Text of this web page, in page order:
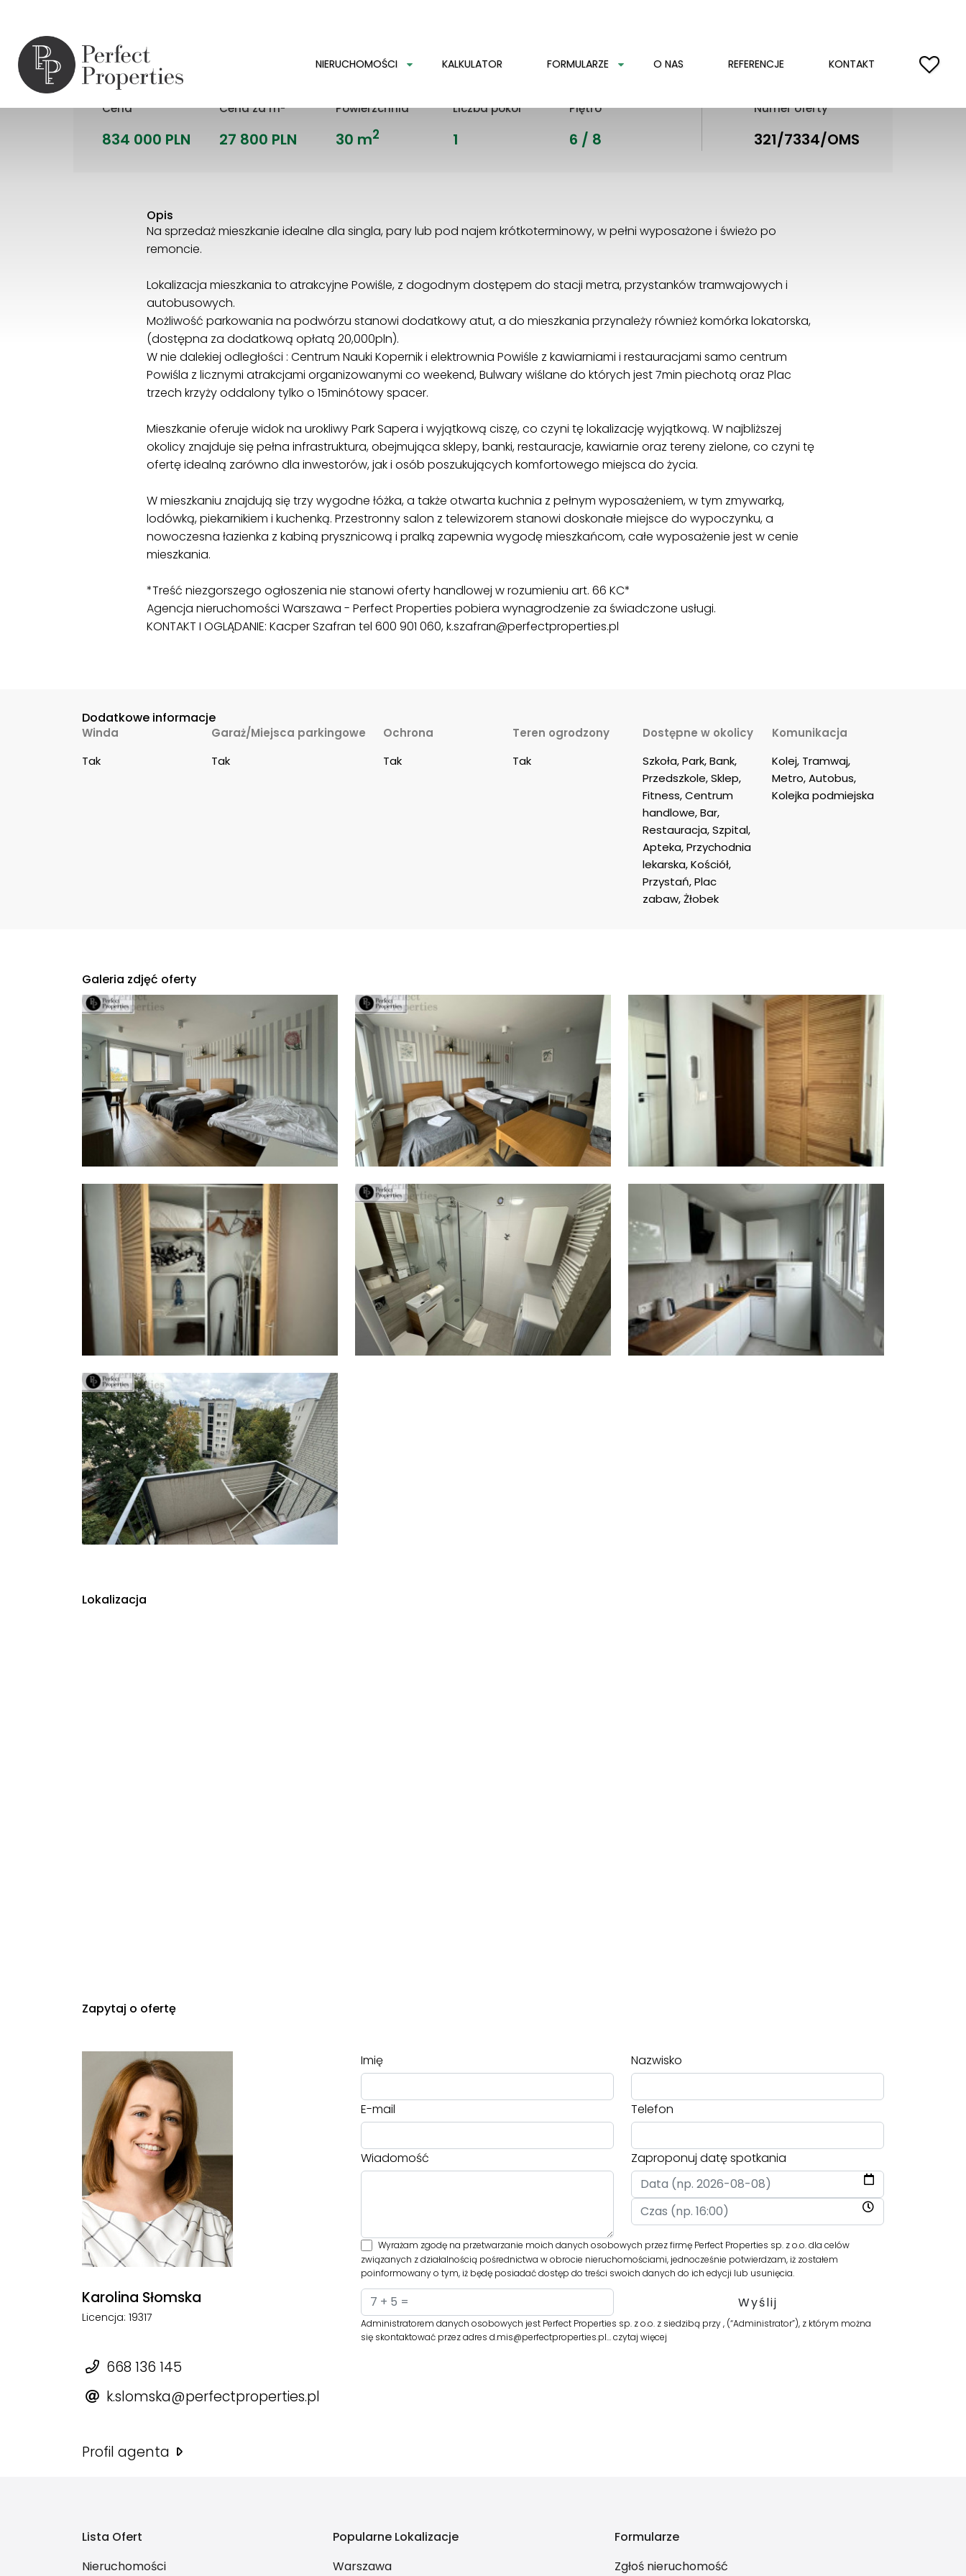
NIERUCHOMOŚCI KALKULATOR FORMULARZE O NAS REFERENCJE KONTAKT
ul. Wilanowska
Cena
834 000 PLN
Cena za m2
27 800 PLN
Powierzchnia
30 m2
Liczba pokoi
1
Piętro
6 / 8
Numer oferty
321/7334/OMS
Opis
Na sprzedaż mieszkanie idealne dla singla, pary lub pod najem krótkoterminowy, w pełni wyposażone i świeżo po
remoncie.
Lokalizacja mieszkania to atrakcyjne Powiśle, z dogodnym dostępem do stacji metra, przystanków tramwajowych i
autobusowych.
Możliwość parkowania na podwórzu stanowi dodatkowy atut, a do mieszkania przynależy również komórka lokatorska,
(dostępna za dodatkową opłatą 20,000pln).
W nie dalekiej odległości : Centrum Nauki Kopernik i elektrownia Powiśle z kawiarniami i restauracjami samo centrum
Powiśla z licznymi atrakcjami organizowanymi co weekend, Bulwary wiślane do których jest 7min piechotą oraz Plac
trzech krzyży oddalony tylko o 15minótowy spacer.
Mieszkanie oferuje widok na urokliwy Park Sapera i wyjątkową ciszę, co czyni tę lokalizację wyjątkową. W najbliższej
okolicy znajduje się pełna infrastruktura, obejmująca sklepy, banki, restauracje, kawiarnie oraz tereny zielone, co czyni tę
ofertę idealną zarówno dla inwestorów, jak i osób poszukujących komfortowego miejsca do życia.
W mieszkaniu znajdują się trzy wygodne łóżka, a także otwarta kuchnia z pełnym wyposażeniem, w tym zmywarką,
lodówką, piekarnikiem i kuchenką. Przestronny salon z telewizorem stanowi doskonałe miejsce do wypoczynku, a
nowoczesna łazienka z kabiną prysznicową i pralką zapewnia wygodę mieszkańcom, całe wyposażenie jest w cenie
mieszkania.
*Treść niezgorszego ogłoszenia nie stanowi oferty handlowej w rozumieniu art. 66 KC*
Agencja nieruchomości Warszawa - Perfect Properties pobiera wynagrodzenie za świadczone usługi.
KONTAKT I OGLĄDANIE: Kacper Szafran tel 600 901 060, k.szafran@perfectproperties.pl
Dodatkowe informacje
Winda
Tak
Garaż/Miejsca parkingowe
Tak
Ochrona
Tak
Teren ogrodzony
Tak
Dostępne w okolicy
Szkoła, Park, Bank,
Przedszkole, Sklep,
Fitness, Centrum
handlowe, Bar,
Restauracja, Szpital,
Apteka, Przychodnia
lekarska, Kościół,
Przystań, Plac
zabaw, Żłobek
Komunikacja
Kolej, Tramwaj,
Metro, Autobus,
Kolejka podmiejska
Galeria zdjęć oferty
Lokalizacja
Zapytaj o ofertę
Karolina Słomska
Licencja: 19317
668 136 145
k.slomska@perfectproperties.pl
Profil agenta
Imię Nazwisko
E-mail Telefon
Wiadomość Zaproponuj datę spotkania
Wyrażam zgodę na przetwarzanie moich danych osobowych przez firmę Perfect Properties sp. z o.o. dla celów
związanych z działalnością pośrednictwa w obrocie nieruchomościami, jednocześnie potwierdzam, iż zostałem
poinformowany o tym, iż będę posiadać dostęp do treści swoich danych do ich edycji lub usunięcia.
Administratorem danych osobowych jest Perfect Properties sp. z o.o. z siedzibą przy , (“Administrator”), z którym można
się skontaktować przez adres d.mis@perfectproperties.pl…czytaj więcej
Lista Ofert
Nieruchomości
Popularne Lokalizacje
Warszawa
Formularze
Zgłoś nieruchomość